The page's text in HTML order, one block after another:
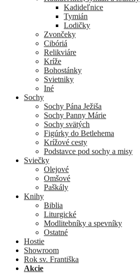
Kadideľnice
Tymián
Lodičky
Zvončeky
Cibóriá
Relikviáre
Kríže
Bohostánky
Svietniky
Iné
Sochy
Sochy Pána Ježiša
Sochy Panny Márie
Sochy svätých
Figúrky do Betlehema
Krížové cesty
Podstavce pod sochy a misy
Sviečky
Olejové
Omšové
Paškály
Knihy
Biblia
Liturgické
Modlitebníky a spevníky
Ostatné
Hostie
Showroom
Rok sv. Františka
Akcie